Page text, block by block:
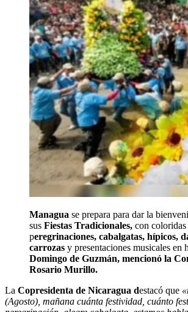
Managua se prepara para dar la
sus Fiestas Tradicionales, con coloridas
peregrinaciones, cabalgatas, hípicos,
carrozas y presentaciones musicales en
Domingo de Guzmán, mencionó la
Rosario Murillo.
La Copresidenta de Nicaragua destacó que
(Agosto), mañana cuánta festividad, cuánto